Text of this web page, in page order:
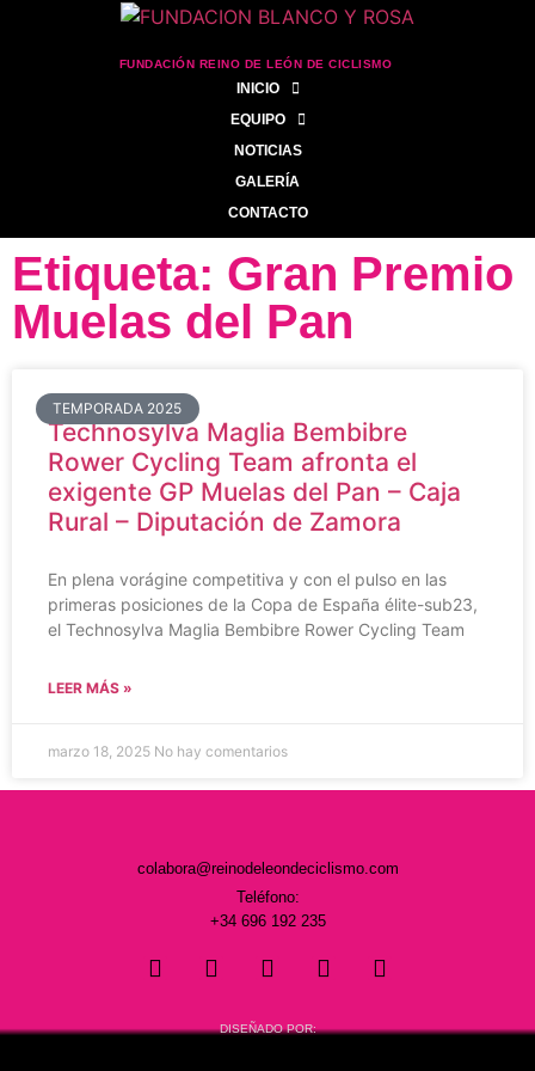
FUNDACIÓN REINO DE LEÓN DE CICLISMO
INICIO
EQUIPO
NOTICIAS
GALERÍA
CONTACTO
Etiqueta: Gran Premio
Muelas del Pan
TEMPORADA 2025
Technosylva Maglia Bembibre
Rower Cycling Team afronta el
exigente GP Muelas del Pan – Caja
Rural – Diputación de Zamora
En plena vorágine competitiva y con el pulso en las
primeras posiciones de la Copa de España élite-sub23,
el Technosylva Maglia Bembibre Rower Cycling Team
LEER MÁS »
marzo 18, 2025 No hay comentarios
colabora@reinodeleondeciclismo.com
Teléfono:
+34 696 192 235
DISEÑADO POR: